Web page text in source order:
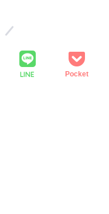
LINE Pocket